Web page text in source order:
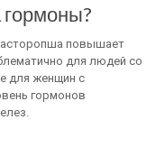
гормоны?
повышает
для людей со
для женщин с
гормонов